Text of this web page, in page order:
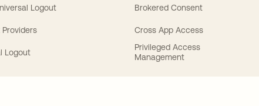
Logout
Providers
Logout
Brokered Consent
Cross App Access
Privileged Access
Management